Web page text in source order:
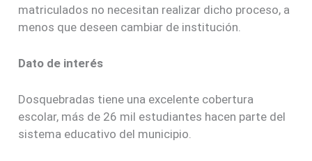
matriculados no necesitan realizar dicho proceso, a
menos que deseen cambiar de institución.
Dato de interés
Dosquebradas tiene una excelente cobertura
escolar, más de 26 mil estudiantes hacen parte del
sistema educativo del municipio.